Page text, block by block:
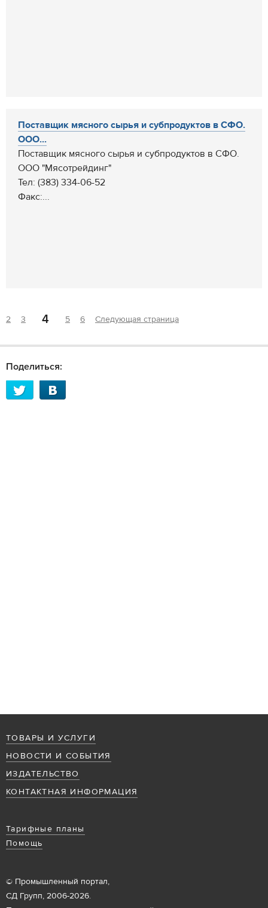
Поставщик мясного сырья и субпродуктов в СФО.
ООО...
Поставщик мясного сырья и субпродуктов в СФО.
ООО "Мясотрейдинг"
Тел: (383) 334-06-52
Факс:...
2 3 4 5 6 Следующая страница
Поделиться:
ТОВАРЫ И УСЛУГИ
НОВОСТИ И СОБЫТИЯ
ИЗДАТЕЛЬСТВО
КОНТАКТНАЯ ИНФОРМАЦИЯ
Тарифные планы
Помощь
© Промышленный портал,
СД Групп, 2006-2026.